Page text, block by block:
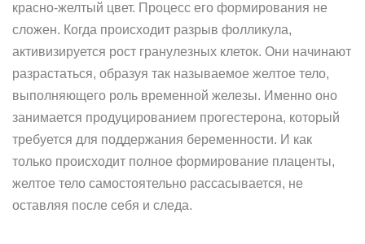
красно-желтый цвет. Процесс его формирования не
сложен. Когда происходит разрыв фолликула,
активизируется рост гранулезных клеток. Они начинают
разрастаться, образуя так называемое желтое тело,
выполняющего роль временной железы. Именно оно
занимается продуцированием прогестерона, который
требуется для поддержания беременности. И как
только происходит полное формирование плаценты,
желтое тело самостоятельно рассасывается, не
оставляя после себя и следа.